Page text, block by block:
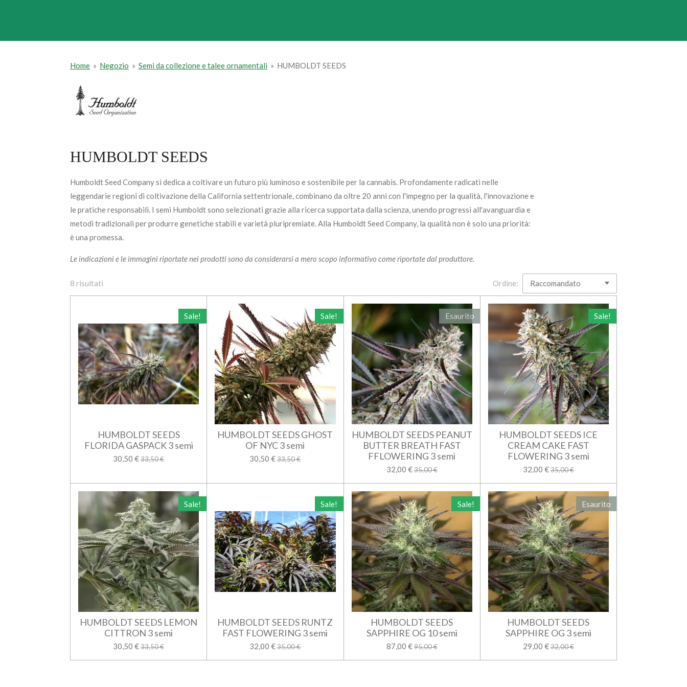
Home » Negozio » Semi da collezione e talee ornamentali » HUMBOLDT SEEDS
HUMBOLDT SEEDS
Humboldt Seed Company si dedica a coltivare un futuro più luminoso e sostenibile per la cannabis. Profondamente radicati nelle
leggendarie regioni di coltivazione della California settentrionale, combinano da oltre 20 anni con l'impegno per la qualità, l'innovazione e
le pratiche responsabili. I semi Humboldt sono selezionati grazie alla ricerca supportata dalla scienza, unendo progressi all'avanguardia e
metodi tradizionali per produrre genetiche stabili e varietà pluripremiate.Alla Humboldt Seed Company, la qualità non è solo una priorità:
è una promessa.
Le indicazioni e le immagini riportate nei prodotti sono da considerarsi a mero scopo informativo come riportate dal produttore.
8 risultati Ordine:
Sale!
HUMBOLDT SEEDS
FLORIDA GASPACK 3 semi
30,50 €33,50 €
Sale!
HUMBOLDT SEEDS GHOST
OF NYC 3 semi
30,50 € 33,50 €
Esaurito
HUMBOLDT SEEDS PEANUT
BUTTER BREATH FAST
FFLOWERING 3 semi
32,00 €35,00 €
Sale!
HUMBOLDT SEEDS ICE
CREAM CAKE FAST
FLOWERING 3 semi
32,00 €35,00 €
Sale!
HUMBOLDT SEEDS LEMON
CITTRON 3 semi
30,50 €33,50 €
Sale!
HUMBOLDT SEEDS RUNTZ
FAST FLOWERING 3 semi
32,00 € 35,00 €
Sale!
HUMBOLDT SEEDS
SAPPHIRE OG 10 semi
87,00 €95,00 €
Esaurito
HUMBOLDT SEEDS
SAPPHIRE OG 3 semi
29,00 €32,00 €